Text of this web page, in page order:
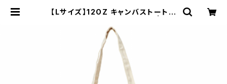
【Lサイズ】12OZ キャンバストートバ
mento